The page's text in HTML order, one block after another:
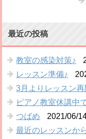
最近の投稿
教室の感染対策♪
レッスン準備♪
3月よりレッスン
ピアノ教室休講中
つばめ
2021/06/
最近のレッスンか